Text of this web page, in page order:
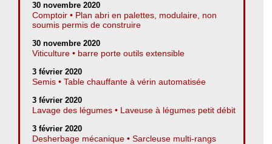
30 novembre 2020
Comptoir • Plan abri en palettes, modulaire, non
soumis permis de construire
30 novembre 2020
Viticulture • barre porte outils extensible
3 février 2020
Semis • Table chauffante à vérin automatisée
3 février 2020
Lavage des légumes • Laveuse à légumes petit débit
3 février 2020
Desherbage mécanique • Sarcleuse multi-rangs